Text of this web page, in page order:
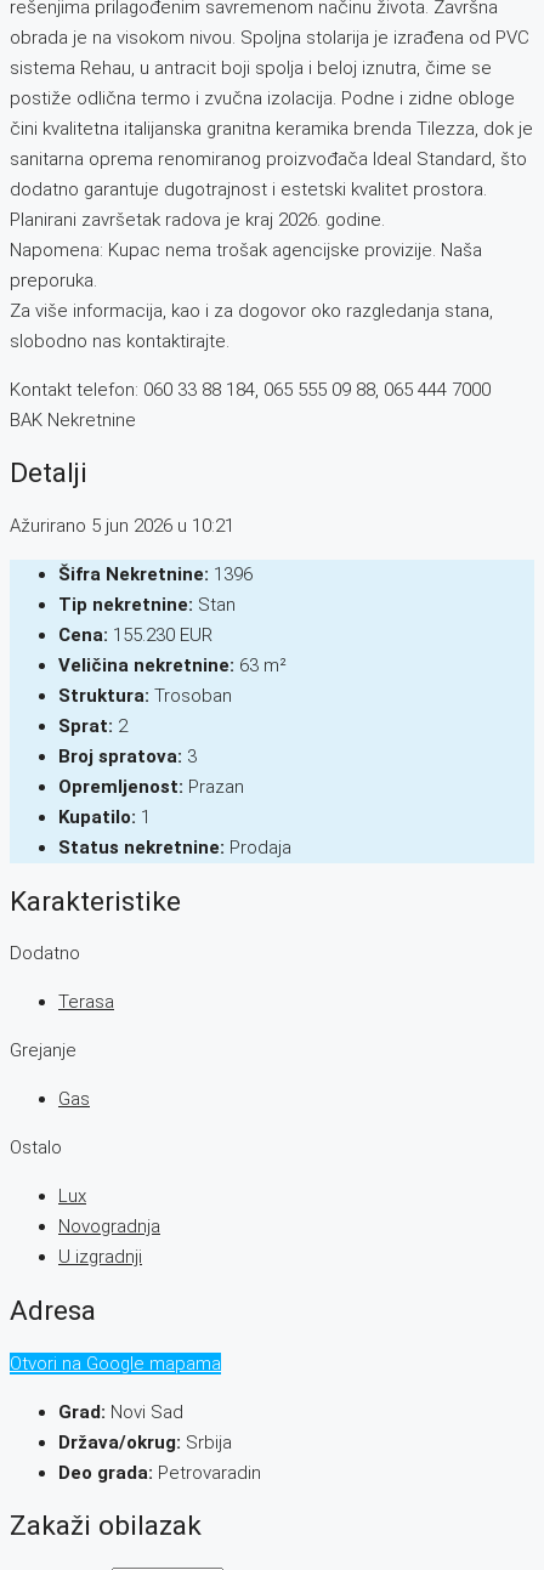
rešenjima prilagođenim savremenom načinu života. Završna
obrada je na visokom nivou. Spoljna stolarija je izrađena od PVC
sistema Rehau, u antracit boji spolja i beloj iznutra, čime se
postiže odlična termo i zvučna izolacija. Podne i zidne obloge
čini kvalitetna italijanska granitna keramika brenda Tilezza, dok je
sanitarna oprema renomiranog proizvođača Ideal Standard, što
dodatno garantuje dugotrajnost i estetski kvalitet prostora.
Planirani završetak radova je kraj 2026. godine.
Napomena: Kupac nema trošak agencijske provizije. Naša
preporuka.
Za više informacija, kao i za dogovor oko razgledanja stana,
slobodno nas kontaktirajte.
Kontakt telefon: 060 33 88 184, 065 555 09 88, 065 444 7000
BAK Nekretnine
Detalji
Ažurirano 5 jun 2026 u 10:21
Šifra Nekretnine: 1396
Tip nekretnine: Stan
Cena: 155.230 EUR
Veličina nekretnine: 63 m²
Struktura: Trosoban
Sprat: 2
Broj spratova: 3
Opremljenost: Prazan
Kupatilo: 1
Status nekretnine: Prodaja
Karakteristike
Dodatno
Terasa
Grejanje
Gas
Ostalo
Lux
Novogradnja
U izgradnji
Adresa
Otvori na Google mapama
Grad: Novi Sad
Država/okrug: Srbija
Deo grada: Petrovaradin
Zakaži obilazak